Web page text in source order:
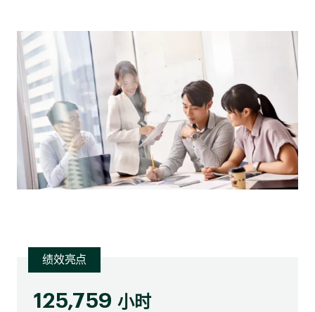
绩效亮点
125,759 小时